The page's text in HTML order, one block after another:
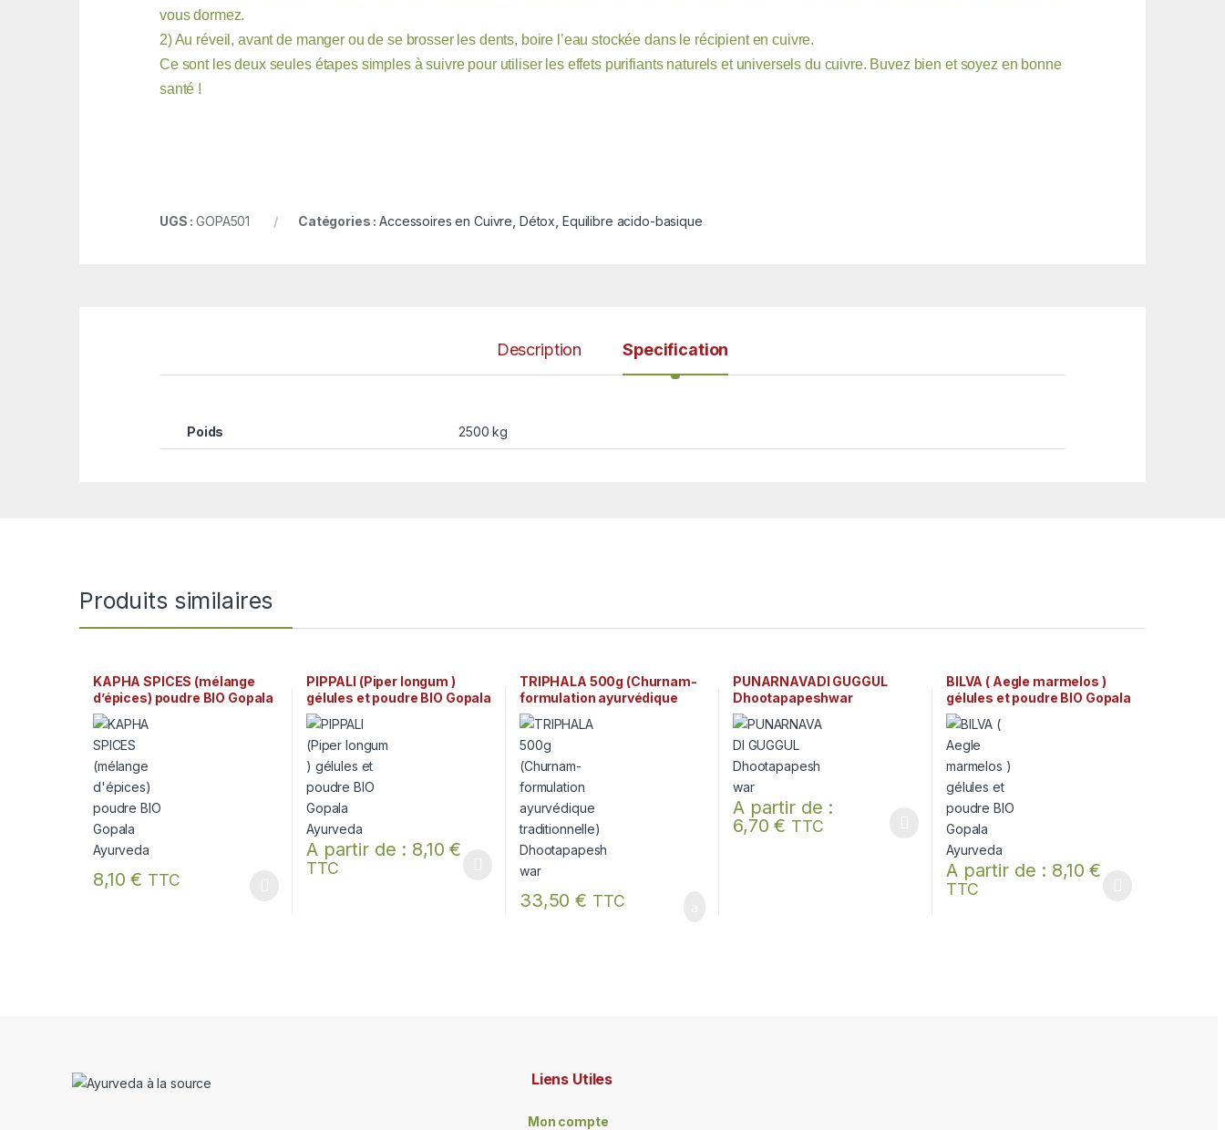
vous dormez.
2) Au réveil, avant de manger ou de se brosser les dents, boire l’eau stockée dans le récipient en cuivre.
Ce sont les deux seules étapes simples à suivre pour utiliser les effets purifiants naturels et universels du cuivre. Buvez bien et soyez en bonne
santé !
UGS :GOPA501 Catégories :Accessoires en Cuivre Détox Equilibre acido-basique
Description Specification
Poids 2500 kg
Produits similaires
KAPHA SPICES (mélange
d’épices) poudre BIO Gopala
Ayurveda
8,10€ TTC
Ce produit a plusieurs variations. Les options peuvent être choisies sur la page du produit
PIPPALI (Piper longum )
gélules et poudre BIO Gopala
Ayurveda
A partir de : 8,10€
TTC
Ce produit a plusieurs variations. Les options peuvent être choisies sur la page du produit
TRIPHALA 500g (Churnam-
formulation ayurvédique
traditionnelle)
Dhootapapeshwar
33,50€ TTC
PUNARNAVADI GUGGUL
Dhootapapeshwar
A partir de :
6,70€ TTC
Ce produit a plusieurs variations. Les options peuvent être choisies sur la page du
BILVA ( Aegle marmelos )
gélules et poudre BIO Gopala
Ayurveda
A partir de : 8,10€
TTC
Ce produit a plusieurs variations. Les options
Liens Utiles
Mon compte